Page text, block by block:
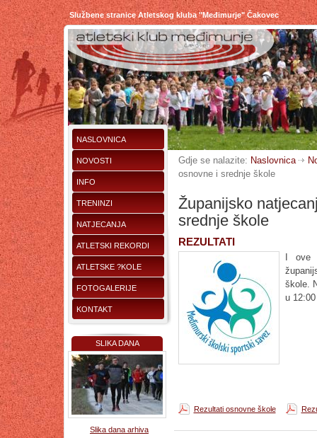
Službene stranice Atletskog kluba "Međimurje" Čakovec
NASLOVNICA
NOVOSTI
INFO
TRENINZI
NATJECANJA
ATLETSKI REKORDI
ATLETSKE ?KOLE
FOTOGALERIJE
KONTAKT
SLIKA DANA
Slika dana arhiva
Gdje se nalazite: Naslovnica
osnovne i srednje škole
Županijsko
srednje škole
REZULTATI
I ove
škole.
u
Rezultati osnovne škole